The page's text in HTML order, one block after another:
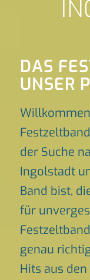
DAS
UNSER
der Suche
Ingolstadt
Band bist,
für
genau
Hits aus den